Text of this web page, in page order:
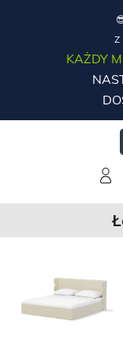
Z
KAŻDY